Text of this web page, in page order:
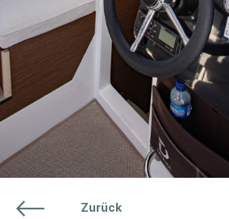
bis Freitag
- 12:00 Uhr
- 17:30 Uhr
bis Oktober auch Samstags
Zurück